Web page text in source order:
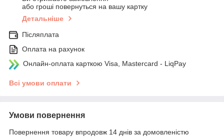
або гроші повернуться на вашу картку
Детальніше
Післяплата
Оплата на рахунок
Онлайн-оплата карткою Visa, Mastercard - LiqPay
Всі умови оплати
Умови повернення
Повернення товару впродовж 14 днів за домовленістю